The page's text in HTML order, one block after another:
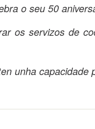
o seu 50
os servizos de
unha capacidade